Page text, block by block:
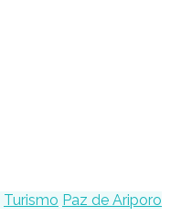
Turismo Paz de Ariporo